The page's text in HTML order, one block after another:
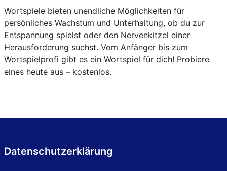
Wortspiele bieten unendliche Möglichkeiten für
persönliches Wachstum und Unterhaltung, ob du zur
Entspannung spielst oder den Nervenkitzel einer
Herausforderung suchst. Vom Anfänger bis zum
Wortspielprofi gibt es ein Wortspiel für dich! Probiere
eines heute aus – kostenlos.
Datenschutzerklärung